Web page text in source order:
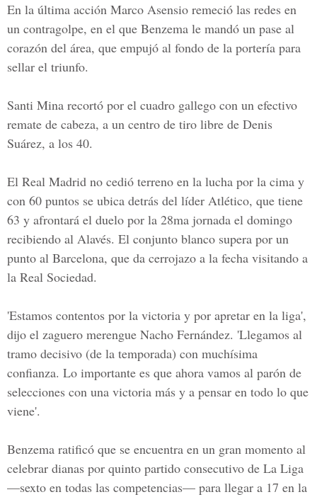
En la última acción Marco Asensio remeció las redes en
un contragolpe, en el que Benzema le mandó un pase al
corazón del área, que empujó al fondo de la portería para
sellar el triunfo.
Santi Mina recortó por el cuadro gallego con un efectivo
remate de cabeza, a un centro de tiro libre de Denis
Suárez, a los 40.
El Real Madrid no cedió terreno en la lucha por la cima y
con 60 puntos se ubica detrás del líder Atlético, que tiene
63 y afrontará el duelo por la 28ma jornada el domingo
recibiendo al Alavés. El conjunto blanco supera por un
punto al Barcelona, que da cerrojazo a la fecha visitando a
la Real Sociedad.
'Estamos contentos por la victoria y por apretar en la liga',
dijo el zaguero merengue Nacho Fernández. 'Llegamos al
tramo decisivo (de la temporada) con muchísima
confianza. Lo importante es que ahora vamos al parón de
selecciones con una victoria más y a pensar en todo lo que
viene'.
Benzema ratificó que se encuentra en un gran momento al
celebrar dianas por quinto partido consecutivo de La Liga
—sexto en todas las competencias— para llegar a 17 en la